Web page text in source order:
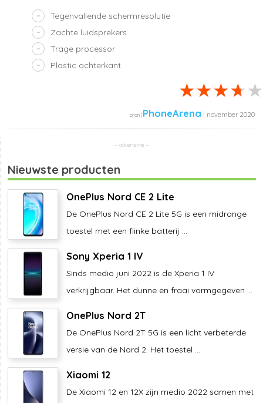
Tegenvallende schermresolutie
Zachte luidsprekers
Trage processor
Plastic achterkant
PhoneArena | november 2020
Nieuwste producten
OnePlus Nord CE 2 Lite
De OnePlus Nord CE 2 Lite 5G is een midrange
toestel met een flinke batterij ...
Sony Xperia 1 IV
Sinds medio juni 2022 is de Xperia 1 IV
verkrijgbaar. Het dunne en fraai vormgegeven ...
OnePlus Nord 2T
De OnePlus Nord 2T 5G is een licht verbeterde
versie van de Nord 2. Het toestel ...
Xiaomi 12
De Xiaomi 12 en 12X zijn medio 2022 samen met